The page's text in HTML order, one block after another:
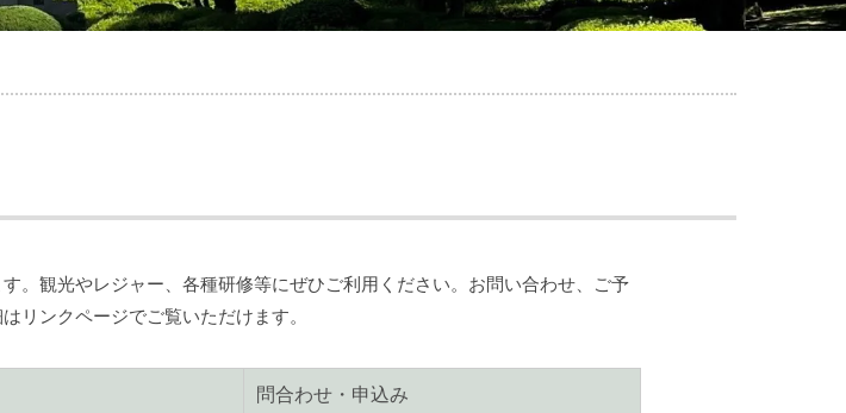
。観光やレジャー、各種研修等にぜひご利用ください。お問い合わせ、ご予
リンクページでご覧いただけます。
問合わせ・申込み